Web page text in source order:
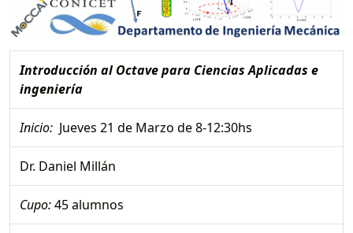
Introducción al Octave para Ciencias Aplicadas e
ingeniería
Inicio: Jueves 21 de Marzo de 8-12:30hs
Dr. Daniel Millán
Cupo:45 alumnos